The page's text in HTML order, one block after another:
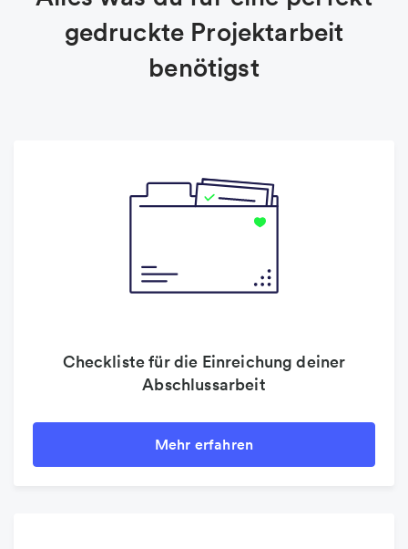
gedruckte Projektarbeit
benötigst
Checkliste für die Einreichung deiner
Abschlussarbeit
Mehr erfahren